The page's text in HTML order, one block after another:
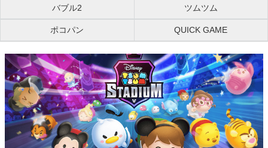
バブル2 ツムツム
ポコパン QUICK GAME